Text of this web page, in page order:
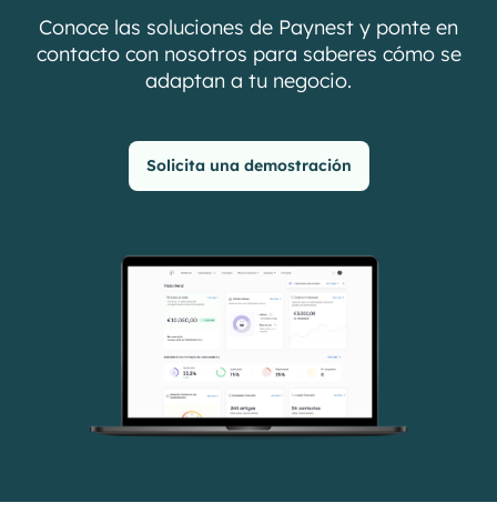
Conoce las soluciones de Paynest y ponte en
contacto con nosotros para saberes cómo se
adaptan a tu negocio.
Solicita una demostración